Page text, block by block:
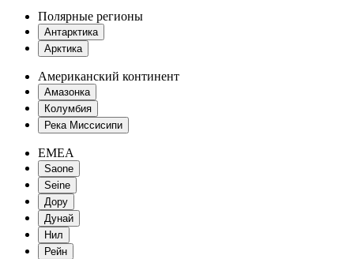
Полярные регионы
Антарктика
Арктика
Американский континент
Амазонка
Колумбия
Река Миссисипи
EMEA
Saone
Seine
Дору
Дунай
Нил
Рейн